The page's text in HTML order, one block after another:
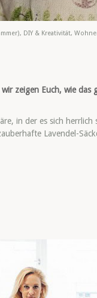
, DIY & Kreativität,
zeigen Euch, wie das
in der es sich herrlich
Lavendel-